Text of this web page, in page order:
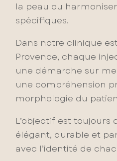
la peau ou
spécifiques.
Dans notre clinique
Provence, chaque
une démarche sur
une compréhension
morphologie du
L’objectif est toujours
élégant, durable et
avec l’identité de